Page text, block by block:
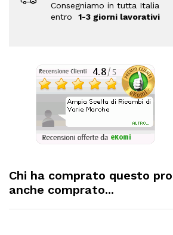
Consegniamo in tutta Italia
entro 1-3 giorni lavorativi
Chi ha comprato questo
anche comprato...